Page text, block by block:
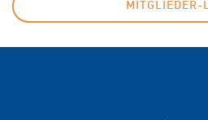
MITGLIEDER-